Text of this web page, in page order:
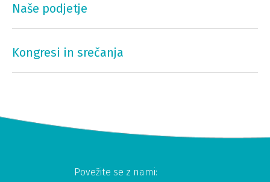
Naše podjetje
Kongresi in srečanja
Povežite se z nami: